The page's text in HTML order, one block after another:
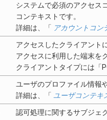
システムで必須のアクセ
コンテキストです。
詳細は、「 アカウントコン
アクセスしたクライアント
アクセスに利用した端末を
クライアントタイプには「
ユーザのプロファイル情報
詳細は、「 ユーザコンテキ
認可処理に関するサブジェ